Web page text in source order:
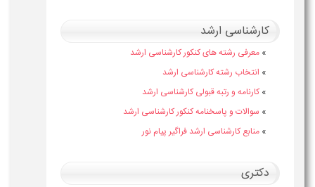
کارشناسی ارشد
» معرفی رشته های کنکور کارشناسی ارشد
» انتخاب رشته کارشناسی ارشد
» کارنامه و رتبه قبولی کارشناسی ارشد
» سوالات و پاسخنامه کنکور کارشناسی ارشد
» منابع کارشناسی ارشد فراگیر پیام نور
دکتری